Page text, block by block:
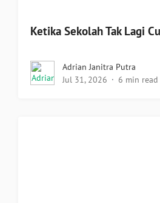
Ketika Sekolah Tak Lagi
Adrian Janitra Putra
Jul 31, 2026
6 min read